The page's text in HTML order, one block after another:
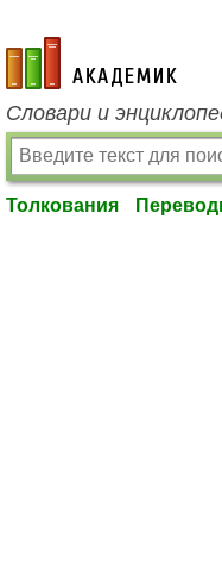
academic.ru
Словари и
Толкования